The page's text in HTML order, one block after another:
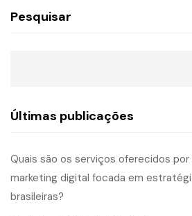
Pesquisar
Últimas publicações
Quais são os serviços oferecidos por
marketing digital focada em
brasileiras?